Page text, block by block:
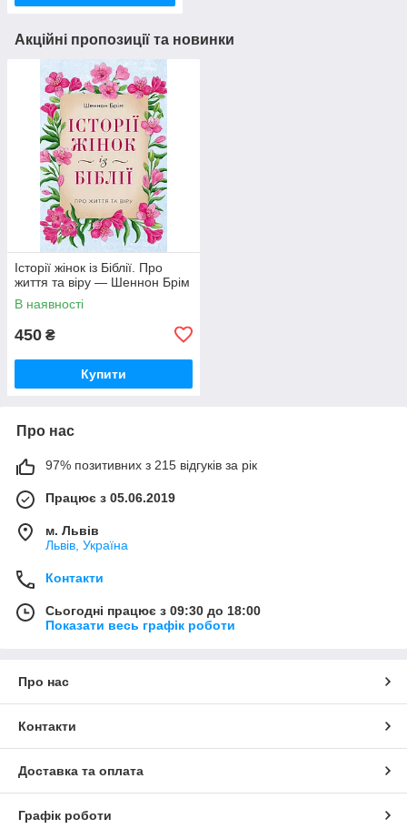
Акційні пропозиції та новинки
Історії жінок із Біблії. Про
життя та віру — Шеннон Брім
В наявності
450 ₴
Купити
Про нас
97% позитивних з 215 відгуків за рік
Працює з 05.06.2019
м. Львів
Львів, Україна
Контакти
Сьогодні працює з 09:30 до 18:00
Показати весь графік роботи
Про нас
Контакти
Доставка та оплата
Графік роботи